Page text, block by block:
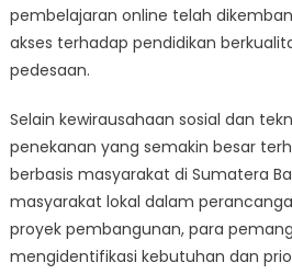
pembelajaran online telah
akses terhadap pendidikan
pedesaan.
Selain kewirausahaan sosial dan
penekanan yang semakin besar
berbasis masyarakat di Sumatera
masyarakat lokal dalam
proyek pembangunan, para
mengidentifikasi kebutuhan dan